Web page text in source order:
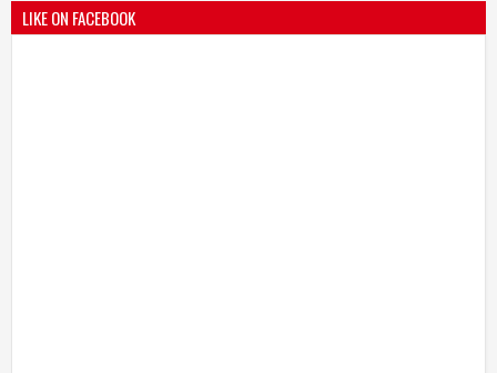
LIKE ON FACEBOOK